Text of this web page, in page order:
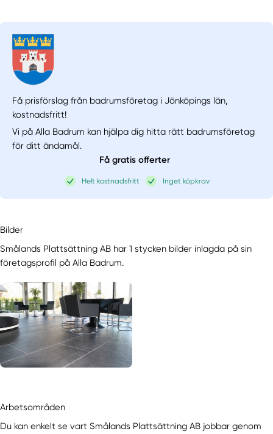
Få prisförslag från badrumsföretag i Jönköpings län,
kostnadsfritt!
Vi på Alla Badrum kan hjälpa dig hitta rätt badrumsföretag
för ditt ändamål.
Få gratis offerter
Helt kostnadsfritt Inget köpkrav
Bilder
Smålands Plattsättning AB har 1 stycken bilder inlagda på sin
företagsprofil på Alla Badrum.
Arbetsområden
Du kan enkelt se vart Smålands Plattsättning AB jobbar genom